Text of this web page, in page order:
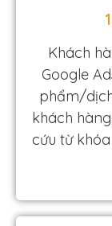
Khách
Google
phẩm/
khách
cứu từ